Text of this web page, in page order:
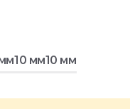
10 мм10 мм